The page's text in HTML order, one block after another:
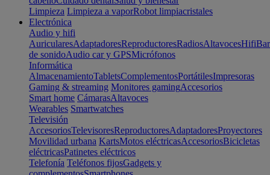
Limpieza Limpieza a vaporRobot limpiacristales
Electrónica
Audio y hifi
AuricularesAdaptadoresReproductoresRadiosAltavocesHifi
de sonidoAudio car y GPSMicrófonos
Informática
AlmacenamientoTabletsComplementosPortátilesImpresoras
Gaming & streaming Monitores gamingAccesorios
Smart home CámarasAltavoces
Wearables Smartwatches
Televisión
AccesoriosTelevisoresReproductoresAdaptadoresProyectores
Movilidad urbana KartsMotos eléctricasAccesoriosBicicletas
eléctricasPatinetes eléctricos
Telefonía Teléfonos fijosGadgets y